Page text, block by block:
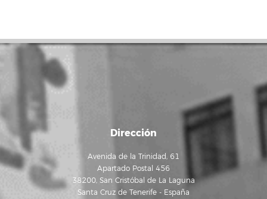
Dirección
Avenida de la Trinidad, 61
Apartado Postal 456
38200, San Cristóbal de La Laguna
Santa Cruz de Tenerife - España